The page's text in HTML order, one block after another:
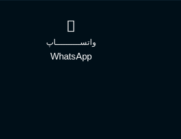
واتســــــــــاپ
WhatsApp